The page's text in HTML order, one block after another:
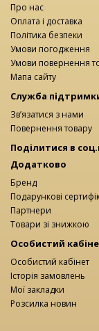
Про нас
Оплата і доставка
Політика безпеки
Умови погодження
Умови повернення
Мапа сайту
Служба
Зв’язатися з нами
Повернення товару
Поділитися в
Додатково
Бренд
Подарункові
Партнери
Товари зі знижкою
Особистий
Особистий кабінет
Історія замовлень
Мої закладки
Розсилка новин